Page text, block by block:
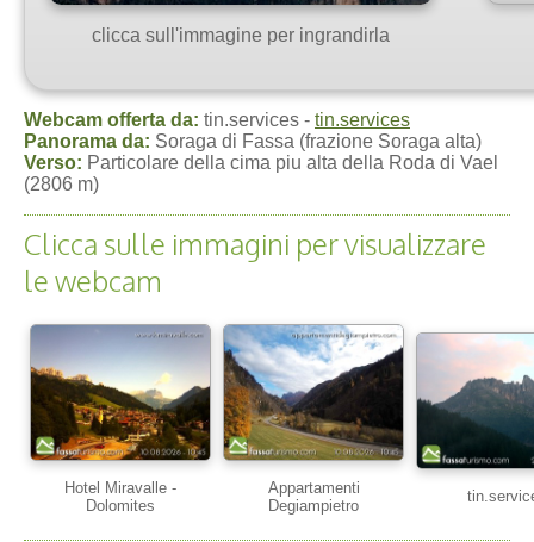
clicca sull'immagine per ingrandirla
Webcam offerta da: tin.services - tin.services
Panorama da: Soraga di Fassa (frazione Soraga alta)
Verso: Particolare della cima piu alta della Roda di Vael
(2806 m)
Clicca sulle immagini per visualizzare
le webcam
Hotel Miravalle -
Dolomites
Appartamenti
Degiampietro